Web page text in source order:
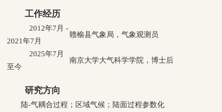
工作经历
2012年7月 -
2021年7月
赣榆县气象局，气象观测员
2025年7月
至今
南京大学大气科学学院，博士后
研究方向
陆-气耦合过程；区域气候；陆面过程参数化